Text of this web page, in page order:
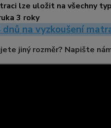
lze uložit na všechny
3 roky
dnů na vyzkoušení
jiný rozměr? Napište